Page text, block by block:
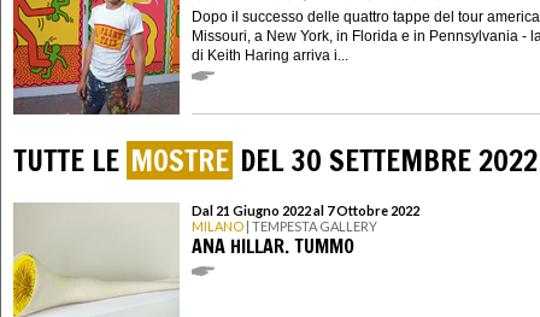
Dopo il successo delle quattro tappe del tour
Missouri, a New York, in Florida e in Pennsylvania -
di Keith Haring arriva i...
TUTTE LE MOSTRE DEL 30 SETTEMBRE 2022
Dal 21 Giugno 2022 al 7 Ottobre 2022
MILANO | TEMPESTA GALLERY
ANA HILLAR. TUMMO